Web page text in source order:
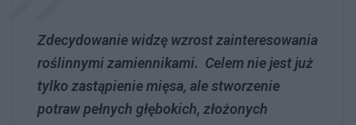
Zdecydowanie widzę wzrost zainteresowania
roślinnymi zamiennikami. Celem nie jest już
tylko zastąpienie mięsa, ale stworzenie
potraw pełnych głębokich, złożonych